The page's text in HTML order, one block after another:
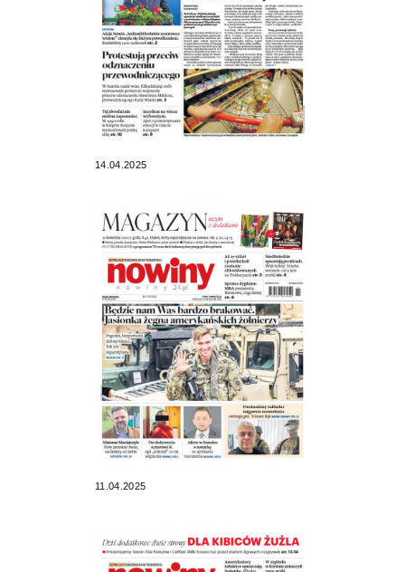
14.04.2025
11.04.2025